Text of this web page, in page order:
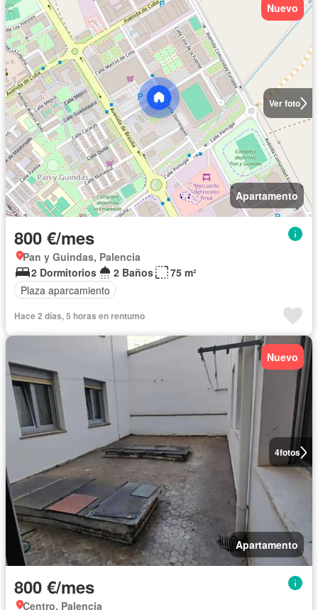
Ver foto
Nuevo
Apartamento
800 €/mes
Pan y Guindas, Palencia
2 Dormitorios
2 Baños
75 m²
Plaza aparcamiento
Hace 2 días, 5 horas en rentumo
4fotos
Nuevo
Apartamento
800 €/mes
Centro, Palencia